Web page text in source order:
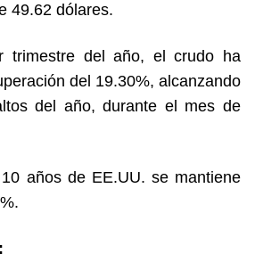
49.62 dólares.
trimestre del año, el crudo ha
del 19.30%, alcanzando
del año, durante el mes de
años de EE.UU. se mantiene